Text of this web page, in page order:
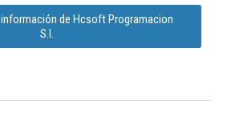
de Hcsoft Programacion
S.l.